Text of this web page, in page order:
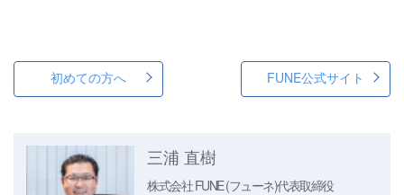
初めての方へ FUNE公式サイト
三浦 直樹
株式会社 FUNE (フューネ)代表取締役